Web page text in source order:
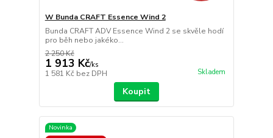
W Bunda CRAFT Essence Wind 2
Bunda CRAFT ADV Essence Wind 2 se skvěle hodí
pro běh nebo jakéko...
2 250 Kč
1 913 Kč/ks
1 581 Kč bez DPH Skladem
Koupit
Novinka